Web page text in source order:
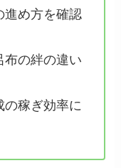
進め方を確認
布の絆の違い
の稼ぎ効率に